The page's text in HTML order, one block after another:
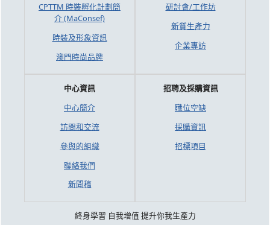
CPTTM 時裝孵化計劃簡
介 (MaConsef)
時裝及形象資訊
澳門時尚品牌
研討會/工作坊
新質生產力
企業專訪
中心資訊
中心簡介
訪問和交流
參與的組織
聯絡我們
新聞稿
招聘及採購資訊
職位空缺
採購資訊
招標項目
終身學習 自我增值 提升你我生產力